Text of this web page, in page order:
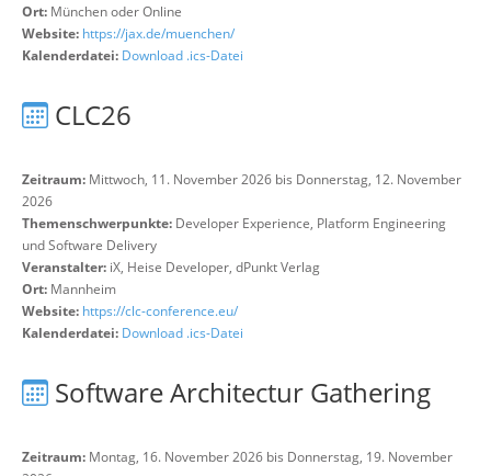
Ort: München oder Online
Website: https://jax.de/muenchen/
Kalenderdatei: Download .ics-Datei
CLC26
Zeitraum: Mittwoch, 11. November 2026 bis Donnerstag, 12. November
2026
Themenschwerpunkte: Developer Experience, Platform Engineering
und Software Delivery
Veranstalter: iX, Heise Developer, dPunkt Verlag
Ort: Mannheim
Website: https://clc-conference.eu/
Kalenderdatei: Download .ics-Datei
Software Architectur Gathering
Zeitraum: Montag, 16. November 2026 bis Donnerstag, 19. November